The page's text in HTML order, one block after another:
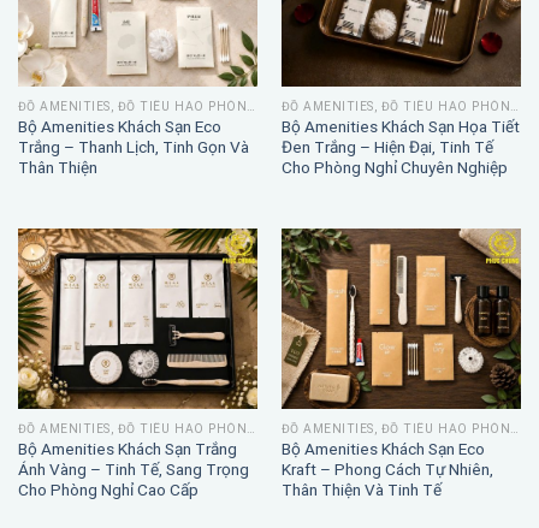
Bộ Amenities Khách Sạn Eco
Trắng – Thanh Lịch, Tinh Gọn Và
Thân Thiện
Bộ Amenities Khách Sạn Họa Tiết
Đen Trắng – Hiện Đại, Tinh Tế
Cho Phòng Nghỉ Chuyên Nghiệp
Bộ Amenities Khách Sạn Trắng
Ánh Vàng – Tinh Tế, Sang Trọng
Cho Phòng Nghỉ Cao Cấp
Bộ Amenities Khách Sạn Eco
Kraft – Phong Cách Tự Nhiên,
Thân Thiện Và Tinh Tế